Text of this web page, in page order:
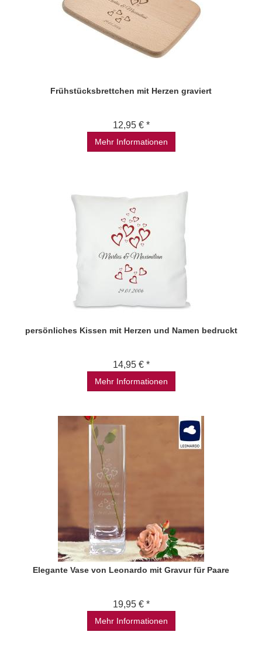
Frühstücksbrettchen mit Herzen graviert
12,95 € *
Mehr Informationen
persönliches Kissen mit Herzen und Namen bedruckt
14,95 € *
Mehr Informationen
Elegante Vase von Leonardo mit Gravur für Paare
19,95 € *
Mehr Informationen